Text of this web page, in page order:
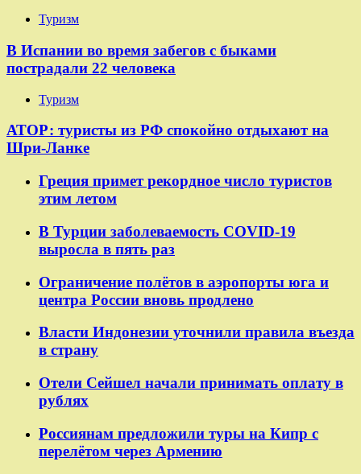
Туризм
В Испании во время забегов с быками
пострадали 22 человека
Туризм
АТОР: туристы из РФ спокойно отдыхают на
Шри-Ланке
Греция примет рекордное число туристов
этим летом
В Турции заболеваемость COVID-19
выросла в пять раз
Ограничение полётов в аэропорты юга и
центра России вновь продлено
Власти Индонезии уточнили правила въезда
в страну
Отели Сейшел начали принимать оплату в
рублях
Россиянам предложили туры на Кипр с
перелётом через Армению